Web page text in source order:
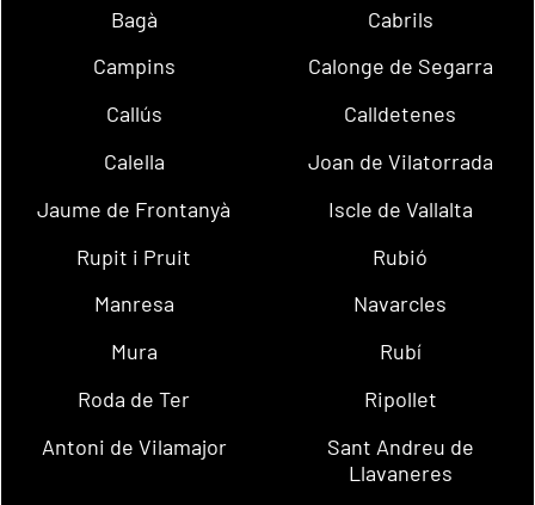
Bagà
Cabrils
Campins
Calonge de Segarra
Callús
Calldetenes
Calella
Joan de Vilatorrada
Jaume de Frontanyà
Iscle de Vallalta
Rupit i Pruit
Rubió
Manresa
Navarcles
Mura
Rubí
Roda de Ter
Ripollet
Antoni de Vilamajor
Sant Andreu de
Llavaneres